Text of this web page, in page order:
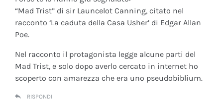
“Mad Trist” di sir Launcelot Canning, citato nel
racconto ‘La caduta della Casa Usher’ di Edgar Allan
Poe.
Nel racconto il protagonista legge alcune parti del
Mad Trist, e solo dopo averlo cercato in internet ho
scoperto con amarezza che era uno pseudobiblium.
RISPONDI